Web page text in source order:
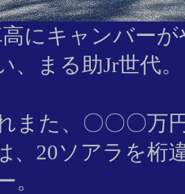
にキャンバー
、まる助Jr世代
また、〇〇〇万
、20ソアラを桁
。